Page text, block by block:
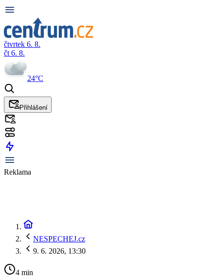
čtvrtek 6. 8.
čt 6. 8.
24°C
Přihlášení
Reklama
NESPECHEJ.cz
9. 6. 2026, 13:30
4 min